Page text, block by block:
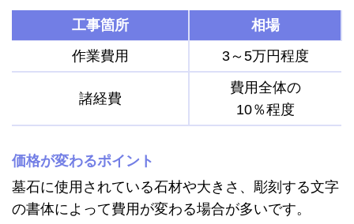
工事箇所
相場
作業費用
3～5万円程度
諸経費
費用全体の
10％程度
価格が変わるポイント
墓石に使用されている石材や大きさ、彫刻する文字
の書体によって費用が変わる場合が多いです。